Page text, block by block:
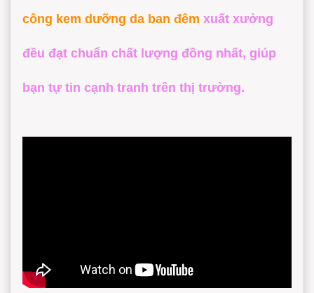
công kem dưỡng da ban đêm xuất xưởng
đều đạt chuẩn chất lượng đồng nhất, giúp
bạn tự tin cạnh tranh trên thị trường.